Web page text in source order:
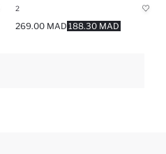
2
188.30 MAD
269.00 MAD